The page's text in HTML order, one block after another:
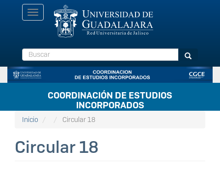
Toggle
navigation
Buscar Buscar
COORDINACIÓN DE ESTUDIOS
INCORPORADOS
Inicio Circular 18
Circular 18